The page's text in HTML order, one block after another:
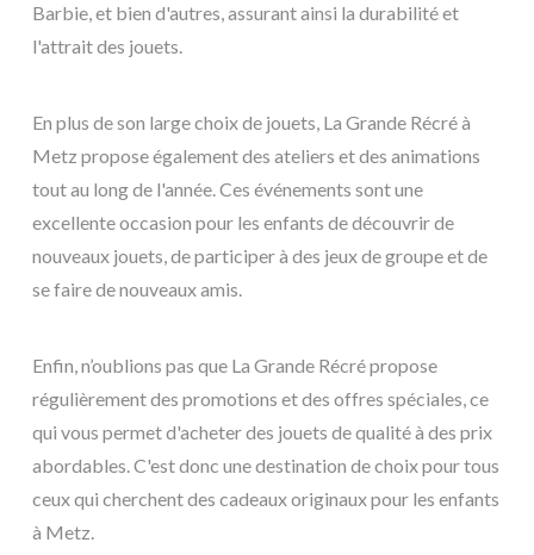
Barbie, et bien d'autres, assurant ainsi la durabilité et
l'attrait des jouets.
En plus de son large choix de jouets, La Grande Récré à
Metz propose également des ateliers et des animations
tout au long de l'année. Ces événements sont une
excellente occasion pour les enfants de découvrir de
nouveaux jouets, de participer à des jeux de groupe et de
se faire de nouveaux amis.
Enfin, n’oublions pas que La Grande Récré propose
régulièrement des promotions et des offres spéciales, ce
qui vous permet d'acheter des jouets de qualité à des prix
abordables. C'est donc une destination de choix pour tous
ceux qui cherchent des cadeaux originaux pour les enfants
à Metz.